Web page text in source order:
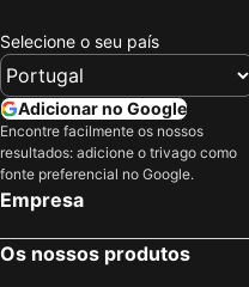
Selecione o seu país
Adicionar no Google
Encontre facilmente os nossos
resultados: adicione o trivago como
fonte preferencial no Google.
Empresa
Os nossos produtos